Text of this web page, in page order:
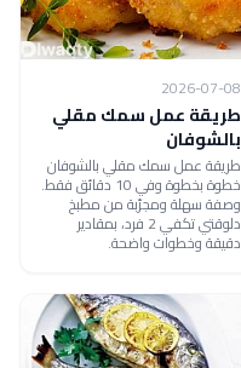
2026-07-08
طريقة عمل سمك مقلي
بالشوفان
طريقة عمل سمك مقلي بالشوفان
خطوة بخطوة وفي 10 دقائق فقط.
وصفة سهلة ومجرّبة من مطبخ
دلوقتي تكفي 2 فرد، بمقادير
دقيقة وخطوات واضحة.